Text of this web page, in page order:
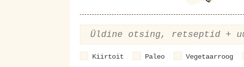
Kiirtoit Paleo Vegetaarroog